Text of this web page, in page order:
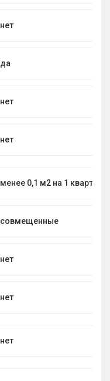
нет
да
нет
нет
менее 0,1 м2 на 1 квартиру
совмещенные
нет
нет
нет